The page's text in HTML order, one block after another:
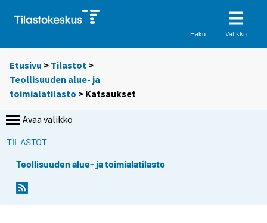
Haku Valikko
Etusivu > Tilastot >
Teollisuuden alue- ja
toimialatilasto > Katsaukset
Avaa valikko
TILASTOT
Teollisuuden alue- ja toimialatilasto